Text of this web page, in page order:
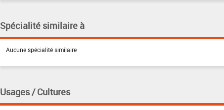
Spécialité similaire à
Aucune spécialité similaire
Usages / Cultures